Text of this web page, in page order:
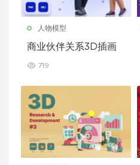
人物模型
商业伙伴关系3D插画
719